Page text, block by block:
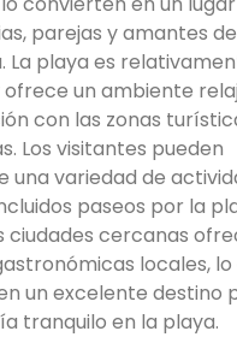
parejas y amantes
La playa es
un ambiente
con las zonas
Los visitantes pueden
una variedad de
paseos por la
ciudades cercanas
locales, lo
un excelente destino
tranquilo en la playa.